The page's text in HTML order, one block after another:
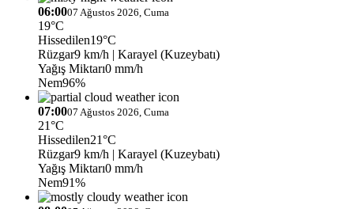
06:0007 Ağustos 2026, Cuma
19°C
Hissedilen19°C
Rüzgar9 km/h | Karayel (Kuzeybatı)
Yağış Miktarı0 mm/h
Nem96%
07:0007 Ağustos 2026, Cuma
21°C
Hissedilen21°C
Rüzgar9 km/h | Karayel (Kuzeybatı)
Yağış Miktarı0 mm/h
Nem91%